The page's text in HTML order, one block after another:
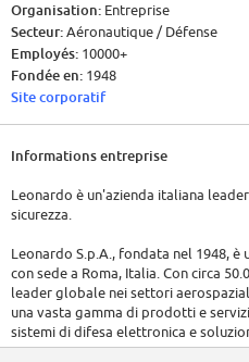
Organisation: Entreprise
Secteur:Aéronautique / Défense
Employés: 10000+
Fondée en: 1948
Site corporatif
Informations entreprise
Leonardo è un'azienda italiana
sicurezza.
Leonardo S.p.A., fondata nel 1948,
con sede a Roma, Italia. Con circa
leader globale nei settori
una vasta gamma di prodotti e
sistemi di difesa elettronica e
Leonardo ha riportato ricavi di circa